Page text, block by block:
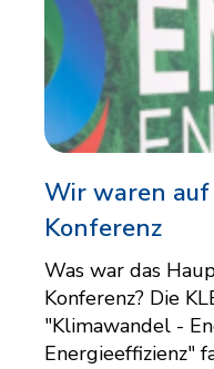
Wir waren auf
Konferenz
Was war das
Konferenz? Die
"Klimawandel -
Energieeffizienz"